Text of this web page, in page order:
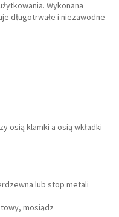
Wykonana
długotrwałe i niezawodne
osią klamki a osią wkładki
lub stop metali
mosiądz